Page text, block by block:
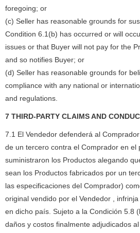
foregoing; or
(c) Seller has reasonable grounds for
Condition 6.1(b) has occurred or will
issues or that Buyer will not pay for the
and so notifies Buyer; or
(d) Seller has reasonable grounds for
compliance with any national or
and regulations.
7 THIRD-PARTY CLAIMS AND
7.1 El Vendedor defenderá al
de un tercero contra el Comprador en el
suministraron los Productos alegando
sean los Productos fabricados por un
las especificaciones del Comprador)
original vendido por el Vendedor ,
en dicho país. Sujeto a la Condición 5.8
daños y costos finalmente adjudicados